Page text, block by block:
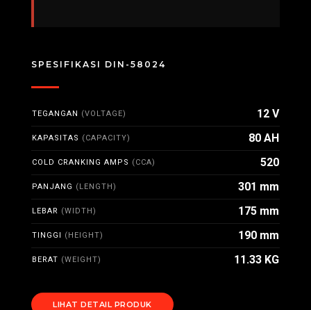
SPESIFIKASI DIN-58024
TEGANGAN (VOLTAGE) 12 V
KAPASITAS (CAPACITY) 80 AH
COLD CRANKING AMPS (CCA) 520
PANJANG (LENGTH) 301 mm
LEBAR (WIDTH) 175 mm
TINGGI (HEIGHT) 190 mm
BERAT (WEIGHT) 11.33 KG
LIHAT DETAIL PRODUK